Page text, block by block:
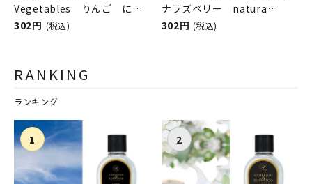
Vegetables りんご にん
じん かぼちゃ natura
ァ）
302円 (税込)
ナラズベリー natura
nuova（ベビーフルーツ／ナ
302円 (税込)
RANKING
ランキング